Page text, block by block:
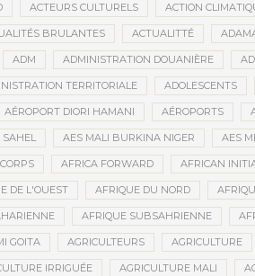
ACTEURS CULTURELS ACTION
BRULANTES ACTUALITTÉ
ADM ADMINISTRATION DOUANIÈRE
TERRITORIALE ADOLESCENTS
AÉROPORT DIORI HAMANI AÉROPORTS
SAHEL AES MALI BURKINA NIGER AES
AFRICA FORWARD AFRICAN
DE L'OUEST AFRIQUE DU NORD
AFRIQUE SUBSAHRIENNE
GOITA AGRICULTEURS AGRICULTURE
IRRIGUÉE AGRICULTURE MALI